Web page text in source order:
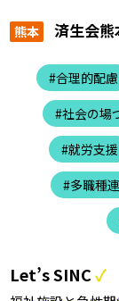
熊本 済生会
#合理的配慮
#社会の場
#就労支援
#多職種
Let’s SINC